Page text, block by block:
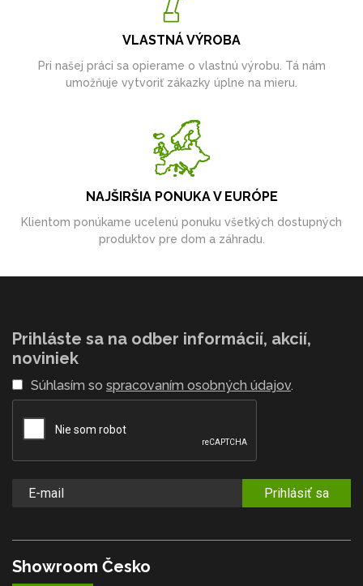
VLASTNÁ VÝROBA
Pri našej práci sa opierame o vlastnú výrobu. Tá nám
umožňuje vytvoriť zákazky úplne na mieru.
NAJŠIRŠIA PONUKA V EURÓPE
Klientom ponúkame ucelenú ponuku všetkých dostupných
produktov pre dom a záhradu.
Prihláste sa na odber informácií, akcií,
noviniek
Súhlasím so spracovaním osobných údajov.
Prihlásiť sa
Showroom Česko